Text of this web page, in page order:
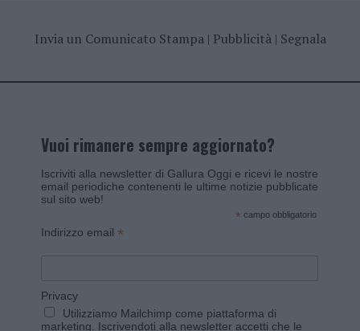
Invia un Comunicato Stampa| Pubblicità| Segnala
Vuoi rimanere sempre aggiornato?
Iscriviti alla newsletter di Gallura Oggi e ricevi le nostre
email periodiche contenenti le ultime notizie pubblicate
sul sito web!
* campo obbligatorio
Indirizzo email *
Privacy
Utilizziamo Mailchimp come piattaforma di
marketing. Iscrivendoti alla newsletter accetti che le